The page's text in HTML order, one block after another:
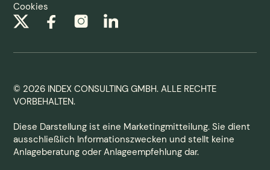
Cookies
© 2026 INDEX CONSULTING GMBH. ALLE RECHTE
VORBEHALTEN.
Diese Darstellung ist eine Marketingmitteilung. Sie dient
ausschließlich Informationszwecken und stellt keine
Anlageberatung oder Anlageempfehlung dar.